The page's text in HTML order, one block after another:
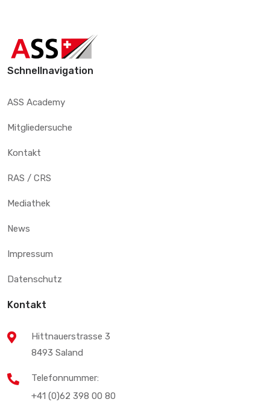
Schnellnavigation
ASS Academy
Mitgliedersuche
Kontakt
RAS / CRS
Mediathek
News
Impressum
Datenschutz
Kontakt
Hittnauerstrasse 3
8493 Saland
Telefonnummer:
+41 (0)62 398 00 80